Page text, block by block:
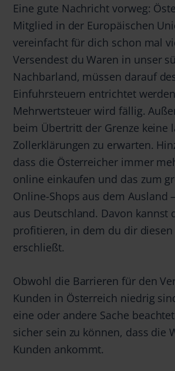
Eine gute Nachricht vorweg:
Mitglied in der Europäischen
vereinfacht für dich schon mal
Versendest du Waren in unser
Nachbarland, müssen darauf
Einfuhrsteuern entrichtet
Mehrwertsteuer wird fällig.
beim Übertritt der Grenze keine
Zollerklärungen zu erwarten.
dass die Österreicher immer
online einkaufen und das zum
Online-Shops aus dem Ausland
aus Deutschland. Davon kannst
profitieren, in dem du dir
erschließt.
Obwohl die Barrieren für den
Kunden in Österreich niedrig
eine oder andere Sache
sicher sein zu können, dass die
Kunden ankommt.